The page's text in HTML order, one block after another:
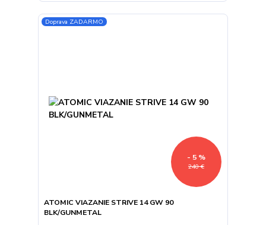
Doprava ZADARMO
240 €
- 5 %
ATOMIC VIAZANIE STRIVE 14 GW 90
BLK/GUNMETAL